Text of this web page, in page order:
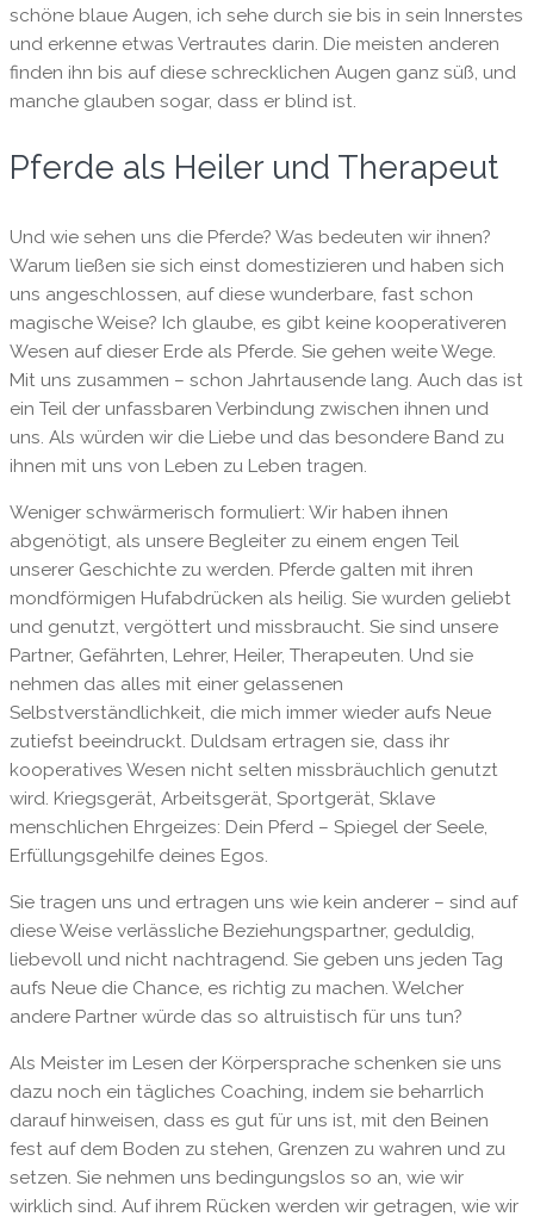
schöne blaue Augen, ich sehe durch sie bis in sein Innerstes
und erkenne etwas Vertrautes darin. Die meisten anderen
finden ihn bis auf diese schrecklichen Augen ganz süß, und
manche glauben sogar, dass er blind ist.
Pferde als Heiler und Therapeut
Und wie sehen uns die Pferde? Was bedeuten wir ihnen?
Warum ließen sie sich einst domestizieren und haben sich
uns angeschlossen, auf diese wunderbare, fast schon
magische Weise? Ich glaube, es gibt keine kooperativeren
Wesen auf dieser Erde als Pferde. Sie gehen weite Wege.
Mit uns zusammen – schon Jahrtausende lang. Auch das ist
ein Teil der unfassbaren Verbindung zwischen ihnen und
uns. Als würden wir die Liebe und das besondere Band zu
ihnen mit uns von Leben zu Leben tragen.
Weniger schwärmerisch formuliert: Wir haben ihnen
abgenötigt, als unsere Begleiter zu einem engen Teil
unserer Geschichte zu werden. Pferde galten mit ihren
mondförmigen Hufabdrücken als heilig. Sie wurden geliebt
und genutzt, vergöttert und missbraucht. Sie sind unsere
Partner, Gefährten, Lehrer, Heiler, Therapeuten. Und sie
nehmen das alles mit einer gelassenen
Selbstverständlichkeit, die mich immer wieder aufs Neue
zutiefst beeindruckt. Duldsam ertragen sie, dass ihr
kooperatives Wesen nicht selten missbräuchlich genutzt
wird. Kriegsgerät, Arbeitsgerät, Sportgerät, Sklave
menschlichen Ehrgeizes: Dein Pferd – Spiegel der Seele,
Erfüllungsgehilfe deines Egos.
Sie tragen uns und ertragen uns wie kein anderer – sind auf
diese Weise verlässliche Beziehungspartner, geduldig,
liebevoll und nicht nachtragend. Sie geben uns jeden Tag
aufs Neue die Chance, es richtig zu machen. Welcher
andere Partner würde das so altruistisch für uns tun?
Als Meister im Lesen der Körpersprache schenken sie uns
dazu noch ein tägliches Coaching, indem sie beharrlich
darauf hinweisen, dass es gut für uns ist, mit den Beinen
fest auf dem Boden zu stehen, Grenzen zu wahren und zu
setzen. Sie nehmen uns bedingungslos so an, wie wir
wirklich sind. Auf ihrem Rücken werden wir getragen, wie wir